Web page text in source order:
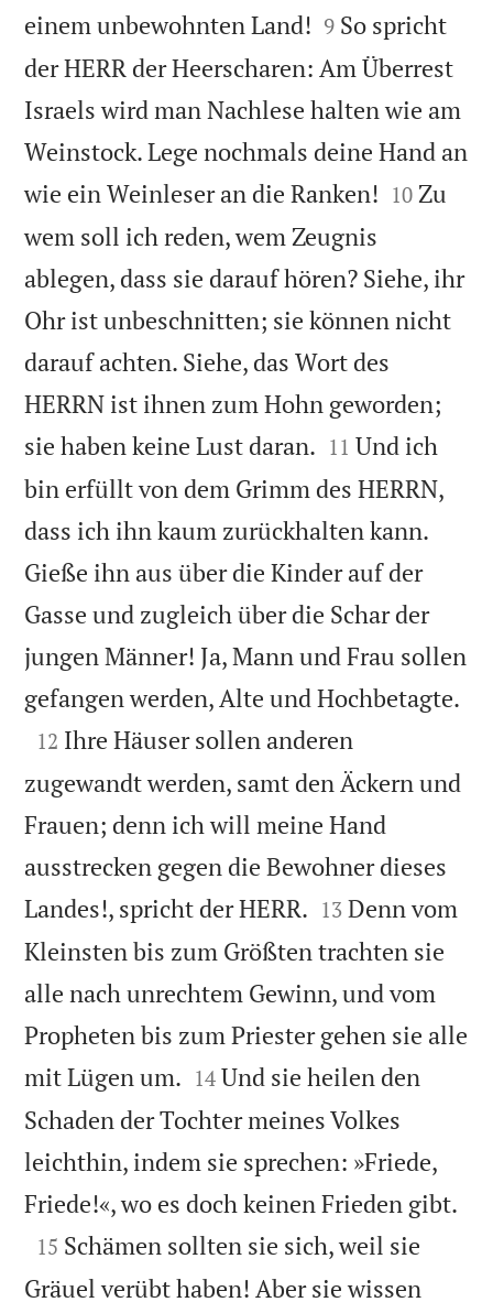
einem unbewohnten Land! 

9 So spricht
der HERR der Heerscharen: Am Überrest
Israels wird man Nachlese halten wie am
Weinstock. Lege nochmals deine Hand an
wie ein Weinleser an die Ranken! 

10 Zu
wem soll ich reden, wem Zeugnis
ablegen, dass sie darauf hören? Siehe, ihr
Ohr ist unbeschnitten; sie können nicht
darauf achten. Siehe, das Wort des
HERRN ist ihnen zum Hohn geworden;
sie haben keine Lust daran. 

11 Und ich
bin erfüllt von dem Grimm des HERRN,
dass ich ihn kaum zurückhalten kann.
Gieße ihn aus über die Kinder auf der
Gasse und zugleich über die Schar der
jungen Männer! Ja, Mann und Frau sollen
gefangen werden, Alte und Hochbetagte.

12 Ihre Häuser sollen anderen
zugewandt werden, samt den Äckern und
Frauen; denn ich will meine Hand
ausstrecken gegen die Bewohner dieses
Landes!, spricht der HERR. 

13 Denn vom
Kleinsten bis zum Größten trachten sie
alle nach unrechtem Gewinn, und vom
Propheten bis zum Priester gehen sie alle
mit Lügen um. 

14 Und sie heilen den
Schaden der Tochter meines Volkes
leichthin, indem sie sprechen: »Friede,
Friede!«, wo es doch keinen Frieden gibt.

15 Schämen sollten sie sich, weil sie
Gräuel verübt haben! Aber sie wissen